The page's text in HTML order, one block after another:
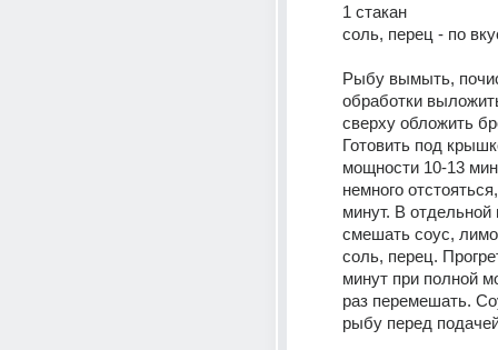
1 стакан
соль, перец - по
Рыбу вымыть,
обработки
сверху обложить
Готовить под
мощности 10-13
немного
минут. В отдельной
смешать соус,
соль, перец.
минут при полной
раз перемешать.
рыбу перед